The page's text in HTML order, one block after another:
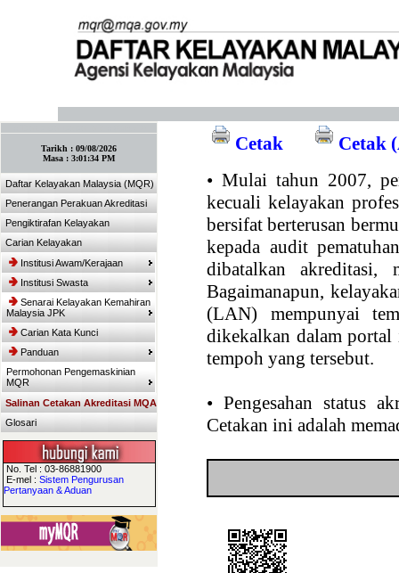
Tarikh : 09/08/2026
Masa : 3:01:34 PM
Daftar Kelayakan Malaysia (MQR)
Penerangan Perakuan Akreditasi
Pengiktirafan Kelayakan
Carian Kelayakan
Institusi Awam/Kerajaan
Institusi Swasta
Senarai Kelayakan Kemahiran
Malaysia JPK
Carian Kata Kunci
Panduan
Permohonan Pengemaskinian
MQR
Salinan Cetakan Akreditasi MQA
Glosari
No. Tel : 03-86881900
E-mel : Sistem Pengurusan
Pertanyaan & Aduan
Cetak
Cetak
• Mulai tahun 2007,
kecuali kelayakan
bersifat berterusan
kepada audit
dibatalkan akreditasi,
Bagaimanapun,
(LAN) mempunyai
dikekalkan dalam portal
tempoh yang tersebut.
• Pengesahan status
Cetakan ini adalah